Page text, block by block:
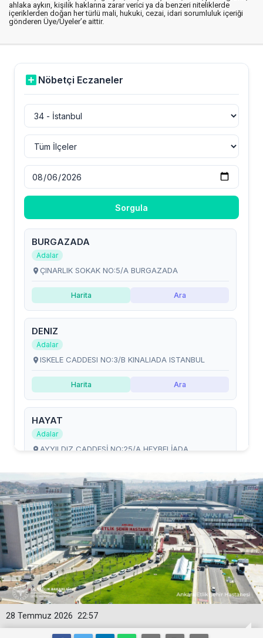
ahlaka aykırı, kişilik haklarına zarar verici ya da benzeri niteliklerde
içeriklerden doğan her türlü mali, hukuki, cezai, idari sorumluluk içeriği
gönderen Üye/Üyeler’e aittir.
22:57
28 Temmuz 2026